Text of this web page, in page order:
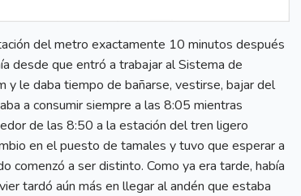
del metro exactamente 10 minutos después
desde que entró a trabajar al Sistema de
y le daba tiempo de bañarse, vestirse, bajar del
a consumir siempre a las 8:05 mientras
de las 8:50 a la estación del tren ligero
en el puesto de tamales y tuvo que esperar a
comenzó a ser distinto. Como ya era tarde, había
tardó aún más en llegar al andén que estaba